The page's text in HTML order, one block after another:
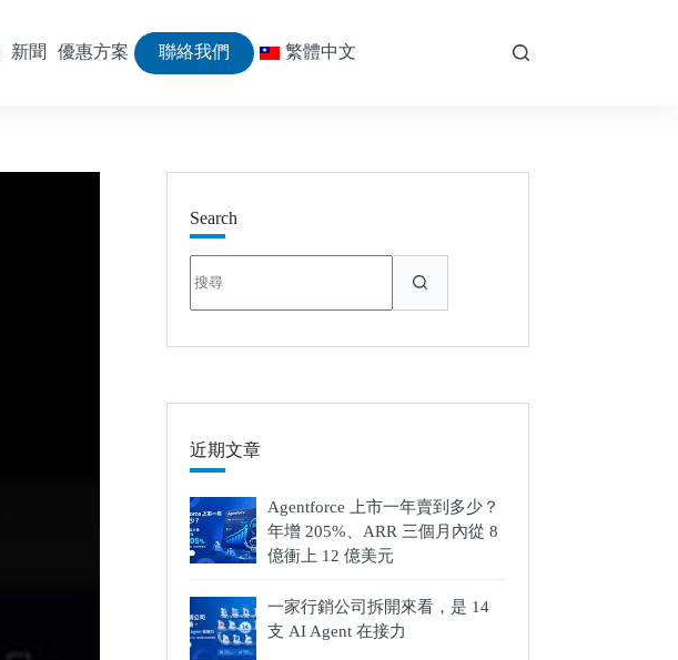
新聞 優惠方案 聯絡我們 繁體中文
Search
不
到
件
結
果
近期文章
Agentforce 上市一年賣到多少？
年增 205%、ARR 三個月內從 8
億衝上 12 億美元
一家行銷公司拆開來看，是 14
支 AI Agent 在接力